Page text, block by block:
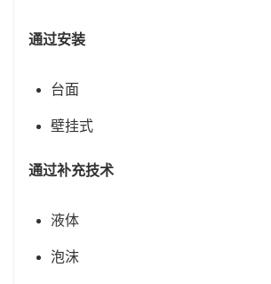
通过安装
台面
壁挂式
通过补充技术
液体
泡沫